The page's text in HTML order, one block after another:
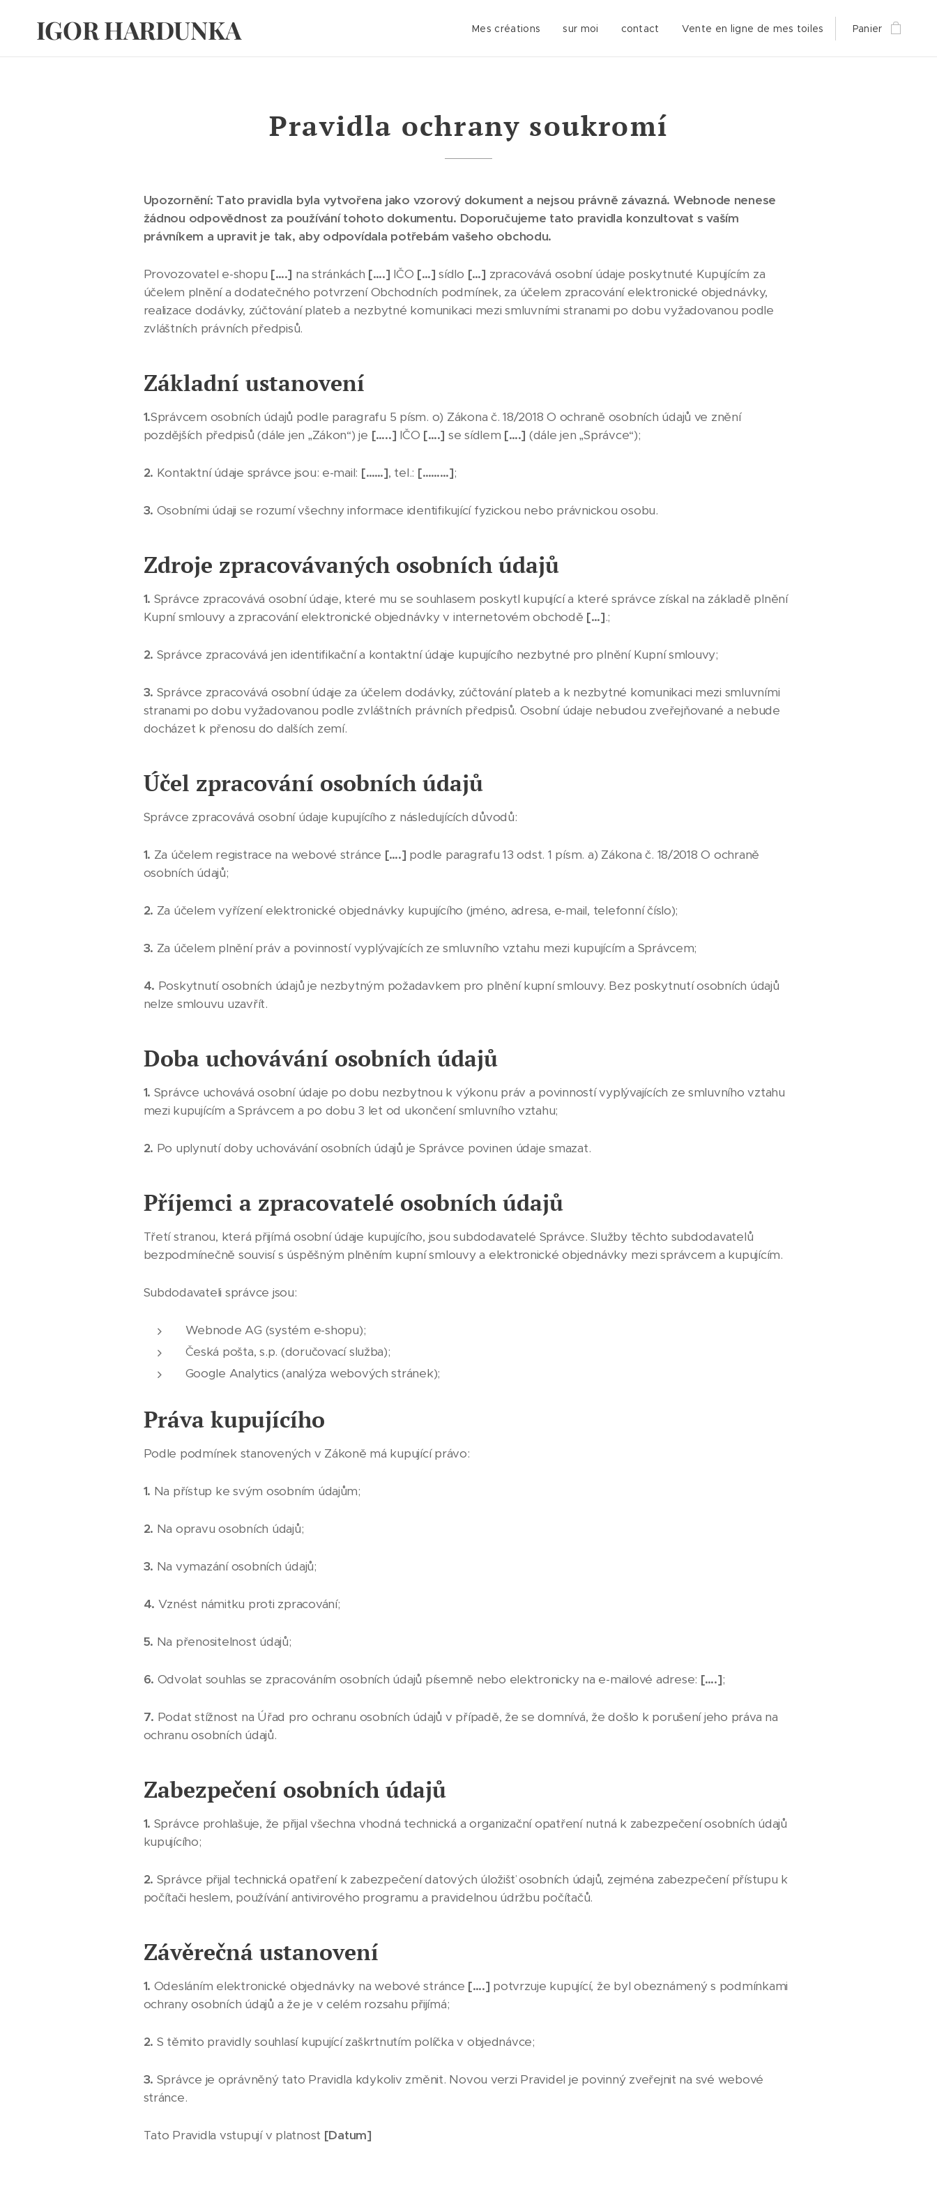
IGOR HARDUNKA Mes créations sur moi contact Vente en ligne de mes toiles Panier
Pravidla ochrany soukromí
Upozornění: Tato pravidla byla vytvořena jako vzorový dokument a nejsou právně závazná. Webnode nenese
žádnou odpovědnost za používání tohoto dokumentu. Doporučujeme tato pravidla konzultovat s vaším
právníkem a upravit je tak, aby odpovídala potřebám vašeho obchodu.
Provozovatel e-shopu [….] na stránkách [….] IČO […] sídlo […] zpracovává osobní údaje poskytnuté Kupujícím za
účelem plnění a dodatečného potvrzení Obchodních podmínek, za účelem zpracování elektronické objednávky,
realizace dodávky, zúčtování plateb a nezbytné komunikaci mezi smluvními stranami po dobu vyžadovanou podle
zvláštních právních předpisů.
Základní ustanovení
1.Správcem osobních údajů podle paragrafu 5 písm. o) Zákona č. 18/2018 O ochraně osobních údajů ve znění
pozdějších předpisů (dále jen „Zákon“) je […..] IČO [….] se sídlem [….] (dále jen „Správce“);
2. Kontaktní údaje správce jsou: e-mail: [……], tel.: [………];
3. Osobními údaji se rozumí všechny informace identifikující fyzickou nebo právnickou osobu.
Zdroje zpracovávaných osobních údajů
1. Správce zpracovává osobní údaje, které mu se souhlasem poskytl kupující a které správce získal na základě plnění
Kupní smlouvy a zpracování elektronické objednávky v internetovém obchodě […].;
2. Správce zpracovává jen identifikační a kontaktní údaje kupujícího nezbytné pro plnění Kupní smlouvy;
3. Správce zpracovává osobní údaje za účelem dodávky, zúčtování plateb a k nezbytné komunikaci mezi smluvními
stranami po dobu vyžadovanou podle zvláštních právních předpisů. Osobní údaje nebudou zveřejňované a nebude
docházet k přenosu do dalších zemí.
Účel zpracování osobních údajů
Správce zpracovává osobní údaje kupujícího z následujících důvodů:
1. Za účelem registrace na webové stránce [….] podle paragrafu 13 odst. 1 písm. a) Zákona č. 18/2018 O ochraně
osobních údajů;
2. Za účelem vyřízení elektronické objednávky kupujícího (jméno, adresa, e-mail, telefonní číslo);
3. Za účelem plnění práv a povinností vyplývajících ze smluvního vztahu mezi kupujícím a Správcem;
4. Poskytnutí osobních údajů je nezbytným požadavkem pro plnění kupní smlouvy. Bez poskytnutí osobních údajů
nelze smlouvu uzavřít.
Doba uchovávání osobních údajů
1. Správce uchovává osobní údaje po dobu nezbytnou k výkonu práv a povinností vyplývajících ze smluvního vztahu
mezi kupujícím a Správcem a po dobu 3 let od ukončení smluvního vztahu;
2. Po uplynutí doby uchovávání osobních údajů je Správce povinen údaje smazat.
Příjemci a zpracovatelé osobních údajů
Třetí stranou, která přijímá osobní údaje kupujícího, jsou subdodavatelé Správce. Služby těchto subdodavatelů
bezpodmínečně souvisí s úspěšným plněním kupní smlouvy a elektronické objednávky mezi správcem a kupujícím.
Subdodavateli správce jsou:
Webnode AG (systém e-shopu);
Česká pošta, s.p. (doručovací služba);
Google Analytics (analýza webových stránek);
Práva kupujícího
Podle podmínek stanovených v Zákoně má kupující právo:
1. Na přístup ke svým osobním údajům;
2. Na opravu osobních údajů;
3. Na vymazání osobních údajů;
4. Vznést námitku proti zpracování;
5. Na přenositelnost údajů;
6. Odvolat souhlas se zpracováním osobních údajů písemně nebo elektronicky na e-mailové adrese: [….];
7. Podat stížnost na Úřad pro ochranu osobních údajů v případě, že se domnívá, že došlo k porušení jeho práva na
ochranu osobních údajů.
Zabezpečení osobních údajů
1. Správce prohlašuje, že přijal všechna vhodná technická a organizační opatření nutná k zabezpečení osobních údajů
kupujícího;
2. Správce přijal technická opatření k zabezpečení datových úložišť osobních údajů, zejména zabezpečení přístupu k
počítači heslem, používání antivirového programu a pravidelnou údržbu počítačů.
Závěrečná ustanovení
1. Odesláním elektronické objednávky na webové stránce [….] potvrzuje kupující, že byl obeznámený s podmínkami
ochrany osobních údajů a že je v celém rozsahu přijímá;
2. S těmito pravidly souhlasí kupující zaškrtnutím políčka v objednávce;
3. Správce je oprávněný tato Pravidla kdykoliv změnit. Novou verzi Pravidel je povinný zveřejnit na své webové
stránce.
Tato Pravidla vstupují v platnost [Datum]